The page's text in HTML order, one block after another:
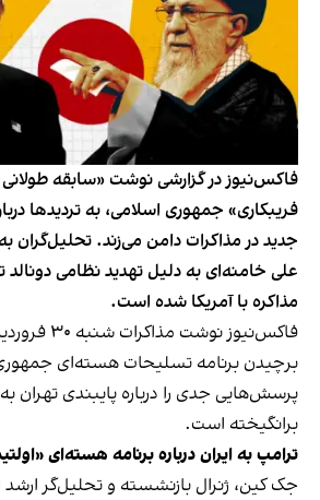
فاکس‌نیوز در گزارشی نوشت «سابقه
فریبکاری» جمهوری اسلامی، به تردیدها
جدید در مذاکرات دامن می‌زند. تحلیل‌گران
علی خامنه‌ای به دلیل تهدید نظامی
مذاکره با آمریکا شده است.
فاکس‌نیوز نوشت
برچیدن برنامه تسلیحات هسته‌ای
پرسش‌هایی جدی را درباره پایبندی تهران
برانگیخته است.
ترامپ به ایران درباره برنامه هسته‌ای
جک کین، ژنرال بازنشسته و تحلیل‌گر ارشد